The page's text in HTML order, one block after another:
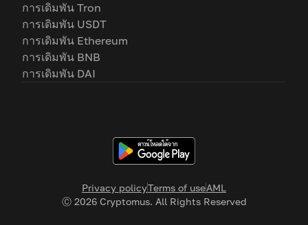
Privacy policyTerms of useAML
Ⓒ 2026Cryptomus. All Rights Reserved
การเดิมพัน Tron
การเดิมพัน USDT
การเดิมพัน Ethereum
การเดิมพัน BNB
การเดิมพัน DAI